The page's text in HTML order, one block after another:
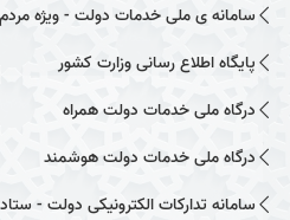
سامانه ی ملی خدمات دولت - ویژه
پایگاه اطلاع رسانی وزارت کشور
درگاه ملی خدمات دولت همراه
درگاه ملی خدمات دولت هوشمند
سامانه تدارکات الکترونیکی دولت - ستاد